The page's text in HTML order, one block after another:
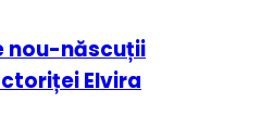
nou-născuții
Elvira